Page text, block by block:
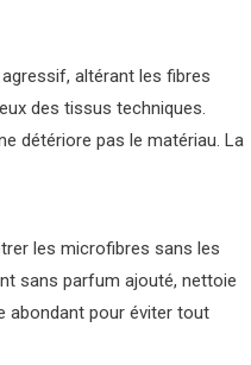
altérant les fibres
des tissus techniques.
détériore pas le matériau. La
les microfibres sans les
sans parfum ajouté, nettoie
abondant pour éviter tout